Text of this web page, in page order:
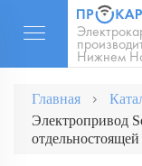
Нижнем
Главная
Электропривод
отдельностоящей